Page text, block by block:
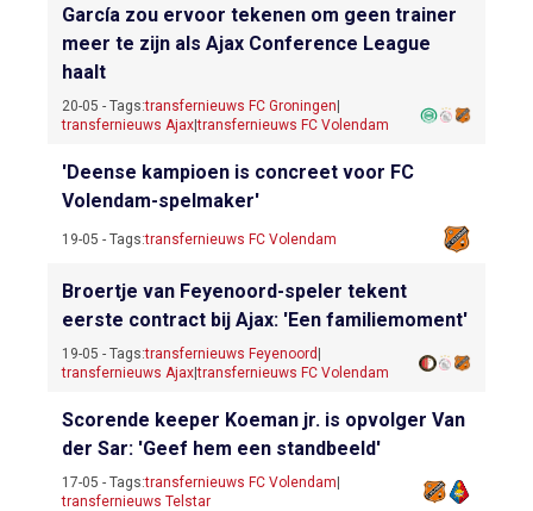
García zou ervoor tekenen om geen trainer
meer te zijn als Ajax Conference League
haalt
20-05 - Tags:transfernieuws FC Groningen
transfernieuws Ajax|transfernieuws FC Volendam
'Deense kampioen is concreet voor FC
Volendam-spelmaker'
19-05 - Tags:transfernieuws FC Volendam
Broertje van Feyenoord-speler tekent
eerste contract bij Ajax: 'Een familiemoment'
19-05 - Tags:transfernieuws Feyenoord
transfernieuws Ajax|transfernieuws FC Volendam
Scorende keeper Koeman jr. is opvolger Van
der Sar: 'Geef hem een standbeeld'
17-05 - Tags:transfernieuws FC Volendam
transfernieuws Telstar